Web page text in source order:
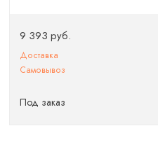
9 393 руб.
Доставка
Самовывоз
Под заказ